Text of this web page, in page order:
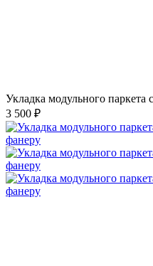
Укладка модульного
3 500 ₽